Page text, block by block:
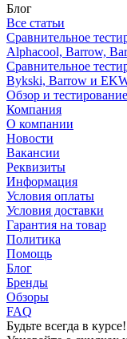
Блог
Все статьи
Сравнительное
Alphacool, Barrow,
Сравнительное
Bykski, Barrow и
Обзор и
Компания
О компании
Новости
Вакансии
Реквизиты
Информация
Условия оплаты
Условия доставки
Гарантия на товар
Политика
Помощь
Блог
Бренды
Обзоры
FAQ
Будьте всегда в курсе!